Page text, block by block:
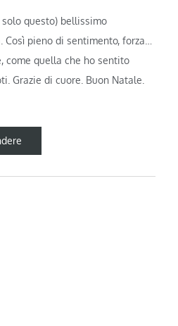
questo) bellissimo
pieno di sentimento, forza…
come quella che ho sentito
Grazie di cuore. Buon Natale.